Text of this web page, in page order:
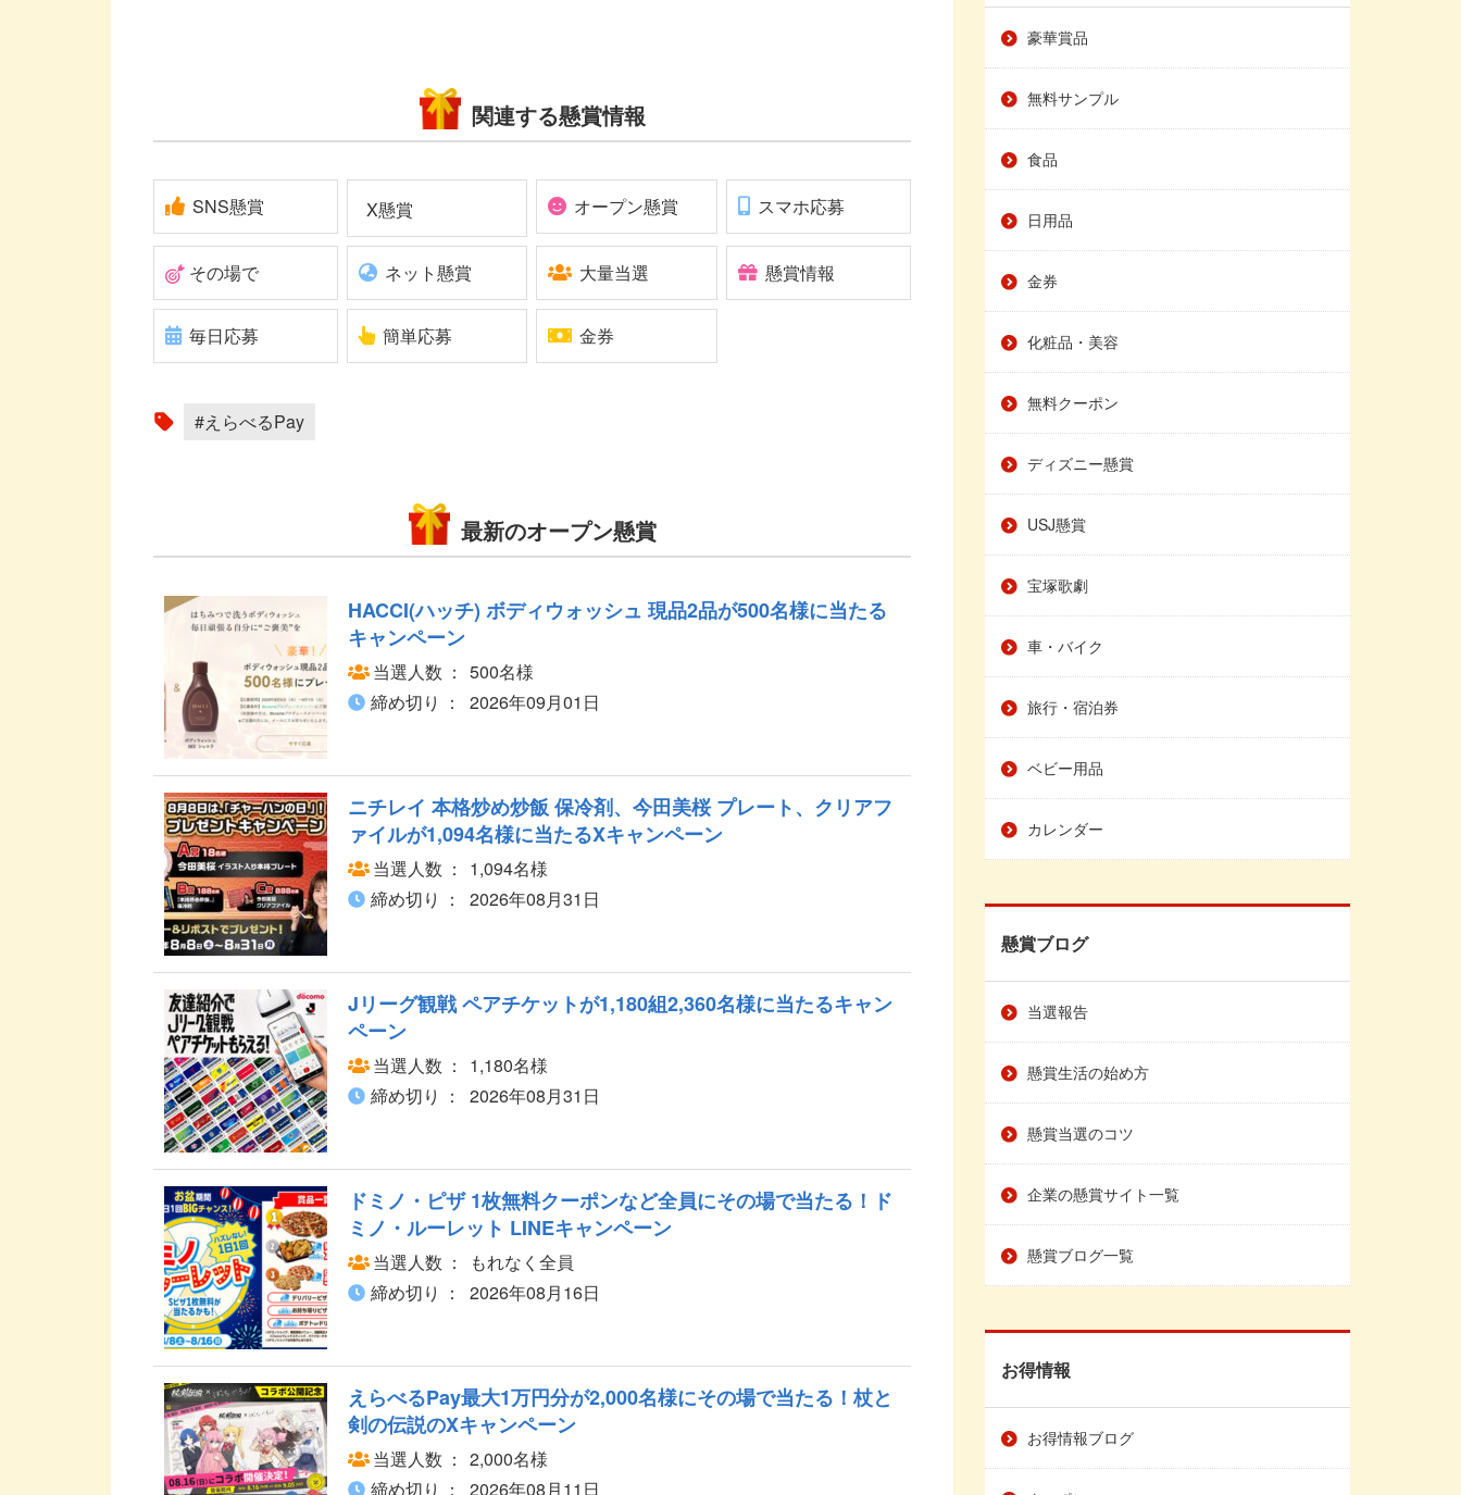
関連する懸賞情報
SNS懸賞 X懸賞 オープン懸賞 スマホ応募
その場で ネット懸賞 大量当選 懸賞情報
毎日応募 簡単応募 金券
#えらべるPay
最新のオープン懸賞
HACCI(ハッチ) ボディウォッシュ 現品2品が500名様に当たる
キャンペーン
当選人数
500名様
締め切り
2026年09月01日
ニチレイ 本格炒め炒飯 保冷剤、今田美桜 プレート、クリアフ
ァイルが1,094名様に当たるXキャンペーン
当選人数
1,094名様
締め切り
2026年08月31日
Jリーグ観戦 ペアチケットが1,180組2,360名様に当たるキャン
ペーン
当選人数
1,180名様
締め切り
2026年08月31日
ドミノ・ピザ 1枚無料クーポンなど全員にその場で当たる！ド
ミノ・ルーレット LINEキャンペーン
当選人数
もれなく全員
締め切り
2026年08月16日
えらべるPay最大1万円分が2,000名様にその場で当たる！杖と
剣の伝説のXキャンペーン
当選人数
2,000名様
締め切り
2026年08月11日
豪華賞品
無料サンプル
食品
日用品
金券
化粧品・美容
無料クーポン
ディズニー懸賞
USJ懸賞
宝塚歌劇
車・バイク
旅行・宿泊券
ベビー用品
カレンダー
懸賞ブログ
当選報告
懸賞生活の始め方
懸賞当選のコツ
企業の懸賞サイト一覧
懸賞ブログ一覧
お得情報
お得情報ブログ